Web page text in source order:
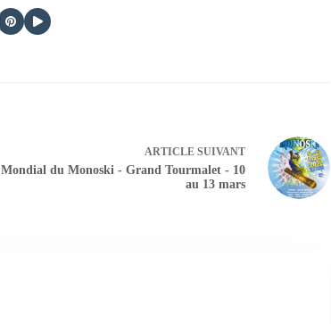
ARTICLESUIVANT
Mondial du Monoski - Grand Tourmalet - 10
au 13 mars